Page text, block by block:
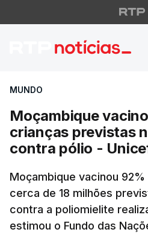
MUNDO
Moçambique
crianças previstas
contra pólio -
Moçambique vacinou
cerca de 18 milhões
contra a poliomielite
estimou o Fundo das